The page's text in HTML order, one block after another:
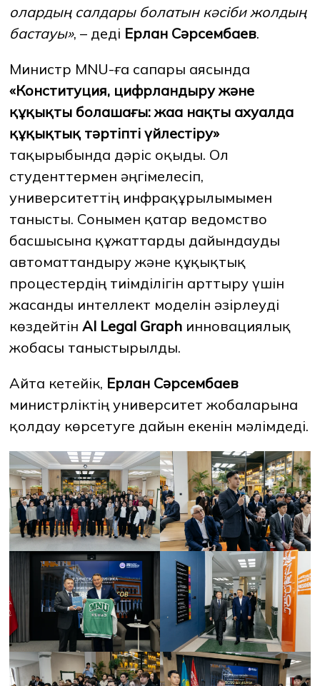
олардың салдары болатын кәсіби жолдың
бастауы», – деді Ерлан Сәрсембаев.
Министр MNU-ға сапары аясында
«Конституция, цифрландыру және
құқықтың болашағы: жаңа нақты ахуалда
құқықтық тәртіпті үйлестіру»
тақырыбында дәріс оқыды. Ол
студенттермен әңгімелесіп,
университеттің инфрақұрылымымен
танысты. Сонымен қатар ведомство
басшысына құжаттарды дайындауды
автоматтандыру және құқықтық
процестердің тиімділігін арттыру үшін
жасанды интеллект моделін әзірлеуді
көздейтінAI Legal Graph инновациялық
жобасы таныстырылды.
Айта кетейік, Ерлан Сәрсембаев
министрліктің университет жобаларына
қолдау көрсетуге дайын екенін мәлімдеді.